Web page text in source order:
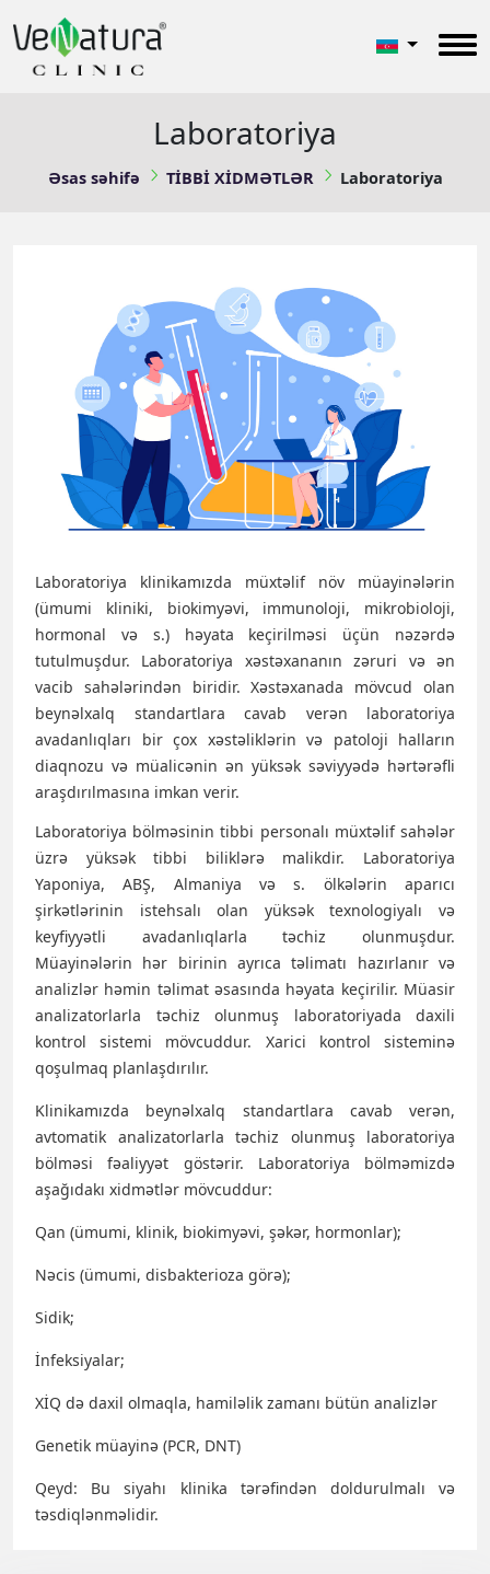
Laboratoriya
Əsas səhifə TİBBİ XİDMƏTLƏR Laboratoriya
Laboratoriya klinikamızda müxtəlif növ müayinələrin
(ümumi kliniki, biokimyəvi, immunoloji, mikrobioloji,
hormonal və s.) həyata keçirilməsi üçün nəzərdə
tutulmuşdur. Laboratoriya xəstəxananın zəruri və ən
vacib sahələrindən biridir. Xəstəxanada mövcud olan
beynəlxalq standartlara cavab verən laboratoriya
avadanlıqları bir çox xəstəliklərin və patoloji halların
diaqnozu və müalicənin ən yüksək səviyyədə hərtərəfli
araşdırılmasına imkan verir.
Laboratoriya bölməsinin tibbi personalı müxtəlif sahələr
üzrə yüksək tibbi biliklərə malikdir. Laboratoriya
Yaponiya, ABŞ, Almaniya və s. ölkələrin aparıcı
şirkətlərinin istehsalı olan yüksək texnologiyalı və
keyfiyyətli avadanlıqlarla təchiz olunmuşdur.
Müayinələrin hər birinin ayrıca təlimatı hazırlanır və
analizlər həmin təlimat əsasında həyata keçirilir. Müasir
analizatorlarla təchiz olunmuş laboratoriyada daxili
kontrol sistemi mövcuddur. Xarici kontrol sisteminə
qoşulmaq planlaşdırılır.
Klinikamızda beynəlxalq standartlara cavab verən,
avtomatik analizatorlarla təchiz olunmuş laboratoriya
bölməsi fəaliyyət göstərir. Laboratoriya bölməmizdə
aşağıdakı xidmətlər mövcuddur:
Qan (ümumi, klinik, biokimyəvi, şəkər, hormonlar);
Nəcis (ümumi, disbakterioza görə);
Sidik;
İnfeksiyalar;
XİQ də daxil olmaqla, hamiləlik zamanı bütün analizlər
Genetik müayinə (PCR, DNT)
Qeyd: Bu siyahı klinika tərəfindən doldurulmalı və
təsdiqlənməlidir.